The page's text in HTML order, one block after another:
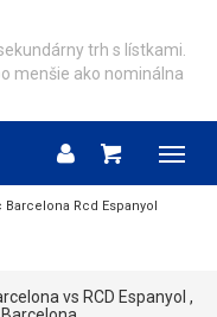
trh s lístkami.
menšie ako nominálna
Menu
Barcelona Rcd Espanyol
vs RCD Espanyol ,